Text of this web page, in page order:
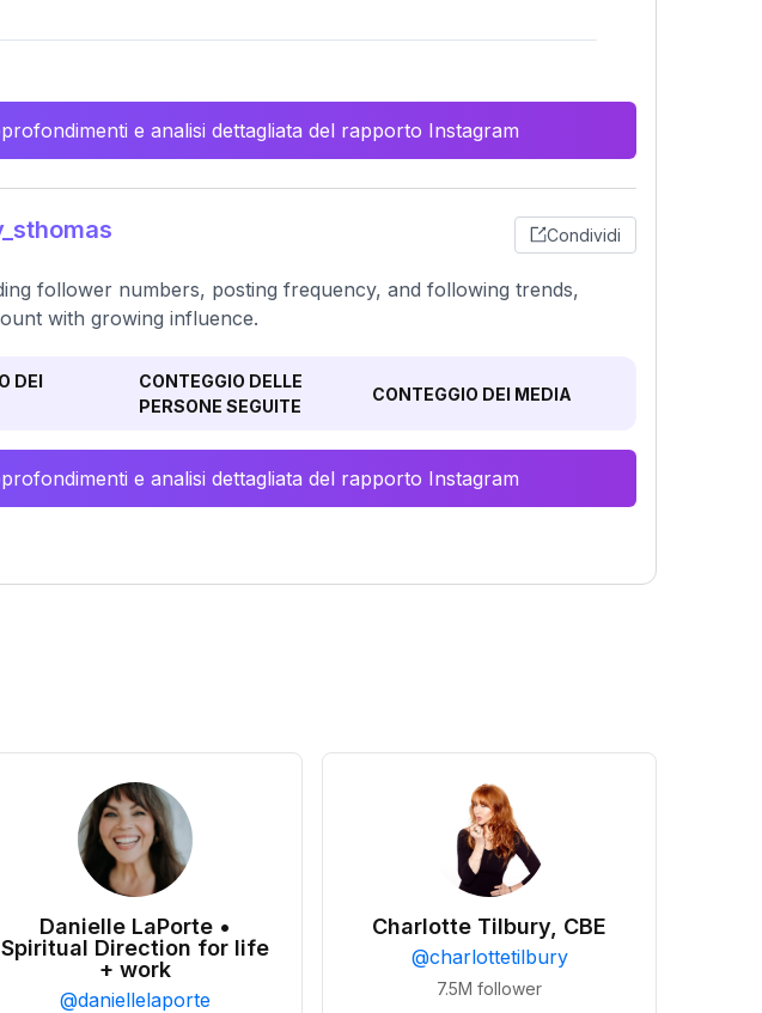
e analisi dettagliata del rapporto Instagram
Condividi
follower numbers, posting frequency, and following trends,
with growing influence.
DEI
CONTEGGIO DELLE
PERSONE SEGUITE
CONTEGGIO DEI MEDIA
e analisi dettagliata del rapporto Instagram
Danielle LaPorte •
Spiritual Direction for life
+ work
@daniellelaporte
Charlotte Tilbury, CBE
@charlottetilbury
7.5M follower